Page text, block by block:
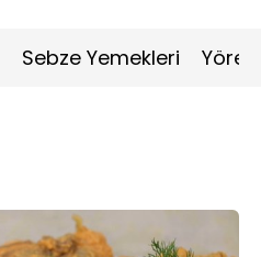
Sebze Yemekleri